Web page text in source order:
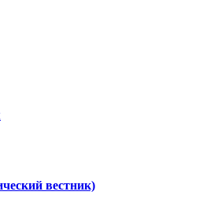
вестник)